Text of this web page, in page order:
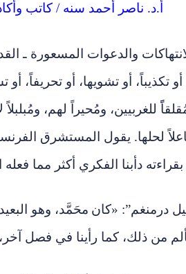
أ.د. ناصر أحمد سنه / كاتب
والدعوات المسعورة ـ
تكذيباً، أو تشويها، أو تحريفاً،
للغربيين، ومُحيراً لهم،
لحلها. يقول المستشرق
دأبنا الفكري أكثر مما فعله
درمنغم”: «كان محَمَّد، وهو
من ذلك، كما رأينا في فصل آخر،